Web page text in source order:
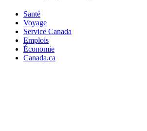
Santé
Voyage
Service Canada
Emplois
Économie
Canada.ca